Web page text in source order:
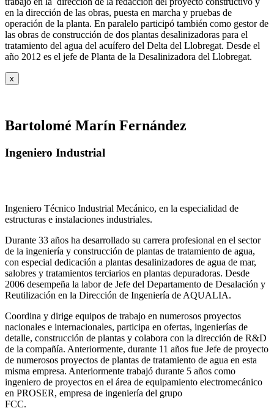
en la dirección de las obras, puesta en marcha y pruebas de
operación de la planta. En paralelo participó también como gestor de
las obras de construcción de dos plantas desalinizadoras para el
tratamiento del agua del acuífero del Delta del Llobregat. Desde el
año 2012 es el jefe de Planta de la Desalinizadora del Llobregat.
x
Bartolomé Marín Fernández
Ingeniero Industrial
Ingeniero Técnico Industrial Mecánico, en la especialidad de
estructuras e instalaciones industriales.
Durante 33 años ha desarrollado su carrera profesional en el sector
de la ingeniería y construcción de plantas de tratamiento de agua,
con especial dedicación a plantas desalinizadores de agua de mar,
salobres y tratamientos terciarios en plantas depuradoras. Desde
2006 desempeña la labor de Jefe del Departamento de Desalación y
Reutilización en la Dirección de Ingeniería de AQUALIA.
Coordina y dirige equipos de trabajo en numerosos proyectos
nacionales e internacionales, participa en ofertas, ingenierías de
detalle, construcción de plantas y colabora con la dirección de R&D
de la compañía. Anteriormente, durante 11 años fue Jefe de proyecto
de numerosos proyectos de plantas de tratamiento de agua en esta
misma empresa. Anteriormente trabajó durante 5 años como
ingeniero de proyectos en el área de equipamiento electromecánico
en PROSER, empresa de ingeniería del grupo
FCC.